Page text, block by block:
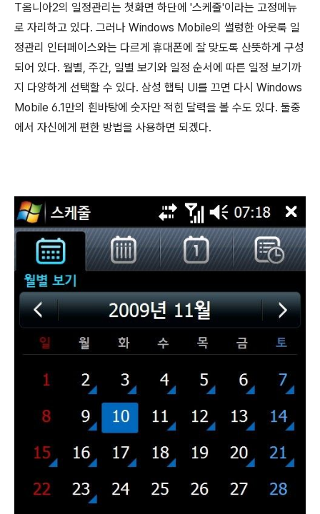
T옴니아2의 일정관리는 첫화면 하단에 '스케줄'이라는 고정메뉴
로 자리하고 있다. 그러나 Windows Mobile의 썰렁한 아웃룩 일
정관리 인터페이스와는 다르게 휴대폰에 잘 맞도록 산뜻하게 구성
되어 있다. 월별, 주간, 일별 보기와 일정 순서에 따른 일정 보기까
지 다양하게 선택할 수 있다. 삼성 햅틱 UI를 끄면 다시 Windows
Mobile 6.1만의 흰바탕에 숫자만 적힌 달력을 볼 수도 있다. 둘중
에서 자신에게 편한 방법을 사용하면 되겠다.